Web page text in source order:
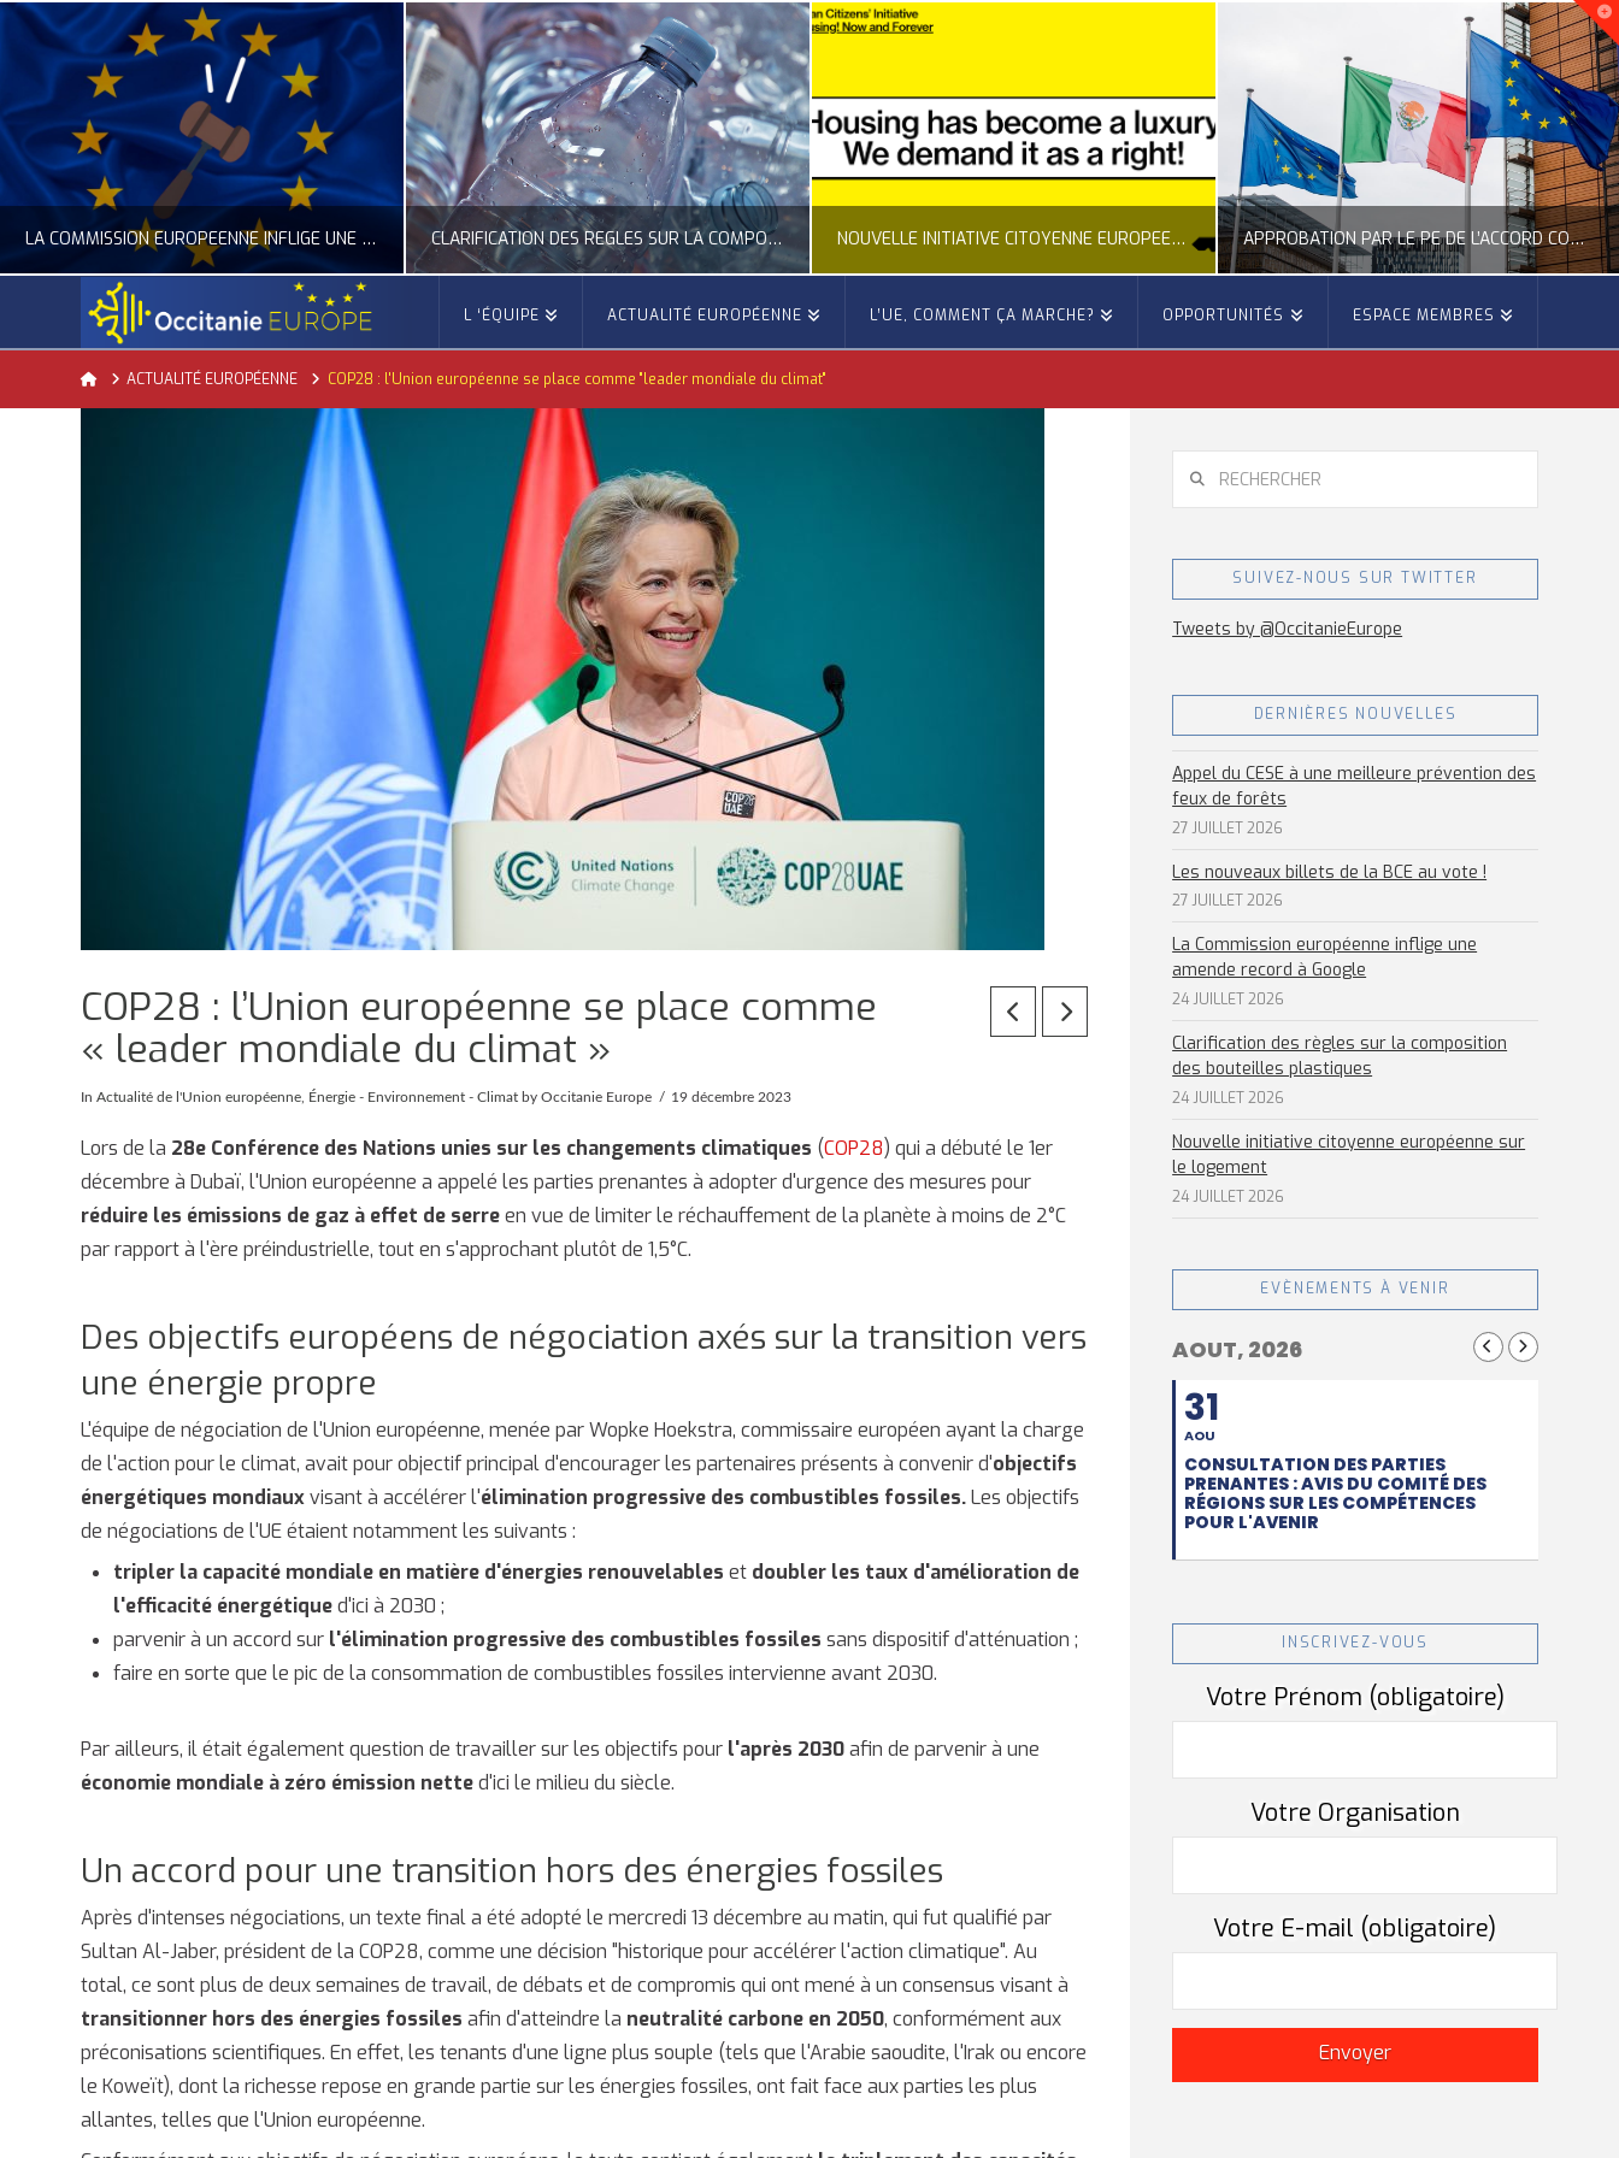
LA COMMISSION EUROPÉENNE INFLIGE UNE AMENDE RECORD À GOOGLE
ACTUALITÉ DE L'UNION EUROPÉENNE, ACTUALITÉ DE LA REPRÉSENTATION D’OCCITANIE EUROPE, NUMÉRIQUE- DIGITAL
CLARIFICATION DES RÈGLES SUR LA COMPOSITION DES BOUTEILLES PLASTIQUES
ACTUALITÉ DE L'UNION EUROPÉENNE, ACTUALITÉ DE LA REPRÉSENTATION D’OCCITANIE EUROPE, ECONOMIE CIRCULAIRE, ÉNERGIE - ENVIRONNEMENT - CLIMAT
JUILLET 24, 2026
NOUVELLE INITIATIVE CITOYENNE EUROPÉENNE SUR LE LOGEMENT
ACTUALITÉ DE L'UNION EUROPÉENNE, ACTUALITÉ DE LA REPRÉSENTATION D’OCCITANIE EUROPE, CITOYENNETÉ, LOGEMENT
APPROBATION PAR LE PE DE L’ACCORD COMMERCIAL ENTRE L’UE ET LE MEXIQUE
ACTION EXTÉRIEURE, ACTUALITÉ DE L'UNION EUROPÉENNE
JUILLET 22, 2026
L ‘ÉQUIPE ACTUALITÉ EUROPÉENNE L’UE, COMMENT ÇA MARCHE? OPPORTUNITÉS ESPACE MEMBRES
HomeACTUALITÉ EUROPÉENNE COP28 : l'Union européenne se place comme "leader mondiale du climat"
COP28 : l’Union européenne se place comme
« leader mondiale du climat »
InActualité de l'Union européenne Énergie - Environnement - Climat by Occitanie Europe 19 décembre 2023
Lors de la 28e Conférence des Nations unies sur les changements climatiques (COP28) qui a débuté le 1er
décembre à Dubaï, l'Union européenne a appelé les parties prenantes à adopter d'urgence des mesures pour
réduire les émissions de gaz à effet de serreen vue de limiter le réchauffement de la planète à moins de 2°C
par rapport à l'ère préindustrielle, tout en s'approchant plutôt de 1,5°C.
Des objectifs européens de négociation axés sur la transition vers
une énergie propre
L'équipe de négociation de l'Union européenne, menée par Wopke Hoekstra, commissaire européen ayant la charge
de l'action pour le climat, avait pour objectif principal d'encourager les partenaires présents à convenir d'objectifs
énergétiques mondiauxvisant à accélérer l'élimination progressive des combustibles fossiles.Les objectifs
de négociations de l'UE étaient notamment les suivants :
tripler la capacité mondiale en matière d'énergies renouvelables et doubler les taux d'amélioration de
l'efficacité énergétiqued'ici à 2030 ;
parvenir à un accord sur l'élimination progressive des combustibles fossiles sans dispositif d'atténuation ;
faire en sorte que le pic de la consommation de combustibles fossiles intervienne avant 2030.
Par ailleurs, il était également question de travailler sur les objectifs pour l'après 2030afin de parvenir à une
économie mondiale à zéro émission netted'ici le milieu du siècle.
Un accord pour une transition hors des énergies fossiles
Après d'intenses négociations, un texte final a été adopté le mercredi 13 décembre au matin, qui fut qualifié par
Sultan Al-Jaber, président de la COP28, comme une décision "historique pour accélérer l'action climatique". Au
total, ce sont plus de deux semaines de travail, de débats et de compromis qui ont mené à un consensus visant à
transitionner hors des énergies fossiles afin d'atteindre la neutralité carbone en 2050, conformément aux
préconisations scientifiques. En effet, les tenants d'une ligne plus souple (tels que l'Arabie saoudite, l'Irak ou encore
le Koweït), dont la richesse repose en grande partie sur les énergies fossiles, ont fait face aux parties les plus
allantes, telles que l'Union européenne.
SUIVEZ-NOUS SUR TWITTER
Tweets by @OccitanieEurope
DERNIÈRES NOUVELLES
Appel du CESE à une meilleure prévention des
feux de forêts
27 JUILLET 2026
Les nouveaux billets de la BCE au vote !
27 JUILLET 2026
La Commission européenne inflige une
amende record à Google
24 JUILLET 2026
Clarification des règles sur la composition
des bouteilles plastiques
24 JUILLET 2026
Nouvelle initiative citoyenne européenne sur
le logement
24 JUILLET 2026
EVÈNEMENTS À VENIR
AOUT, 2026
31
AOU
CONSULTATION DES PARTIES
PRENANTES : AVIS DU COMITÉ DES
RÉGIONS SUR LES COMPÉTENCES
POUR L'AVENIR
INSCRIVEZ-VOUS
Votre Prénom (obligatoire)
Votre Organisation
Votre E-mail (obligatoire)